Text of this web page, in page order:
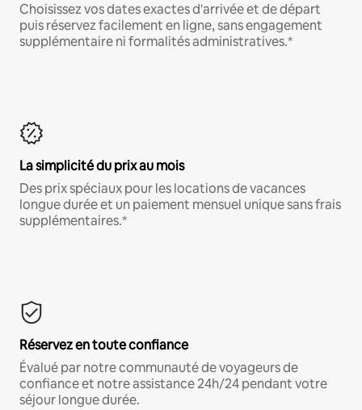
Choisissez vos dates exactes d'arrivée et de départ
puis réservez facilement en ligne, sans engagement
supplémentaire ni formalités administratives.*
La simplicité du prix au mois
Des prix spéciaux pour les locations de vacances
longue durée et un paiement mensuel unique sans frais
supplémentaires.*
Réservez en toute confiance
Évalué par notre communauté de voyageurs de
confiance et notre assistance 24h/24 pendant votre
séjour longue durée.